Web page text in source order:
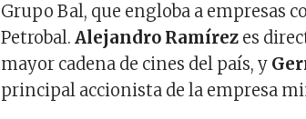
Grupo Bal, que engloba a empresas
Petrobal.Alejandro Ramírez es
mayor cadena de cines del país, y
principal accionista de la empresa